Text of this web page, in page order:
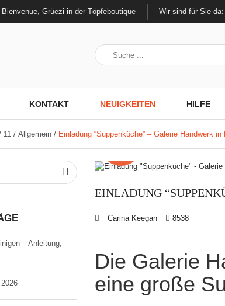
Grüezi in der Töpfeboutique Wir sind für Sie
KONTAKT NEUIGKEITEN HILFE
11 / Allgemein / Einladung “Suppenküche” – Galerie Handwerk in
11Okt.
EINLADUNG
Carina Keegan 8538
Die Galerie
eine große
– Anleitung,